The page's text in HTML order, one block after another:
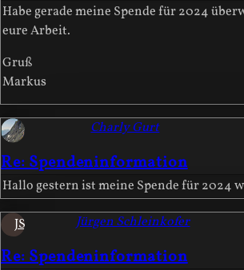
Habe gerade meine Spende für 2024
eure Arbeit.
Gruß
Markus
Re: Spendeninformation
Charly Gurt
Hallo gestern ist meine Spende für 2024
JS
Re: Spendeninformation
Jürgen Schleinkofer